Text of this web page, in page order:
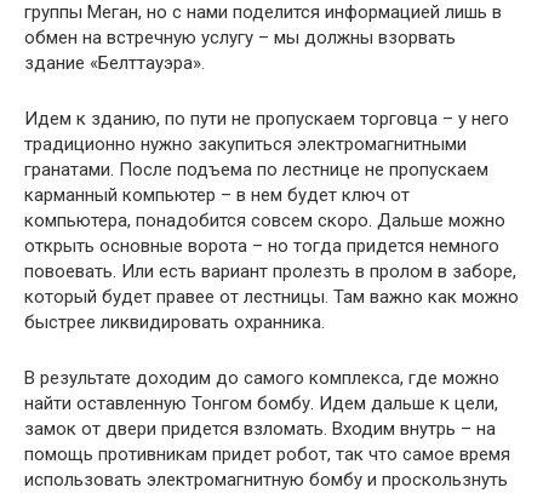
группы Меган, но с нами поделится информацией лишь в
обмен на встречную услугу – мы должны взорвать
здание «Белттауэра».
Идем к зданию, по пути не пропускаем торговца – у него
традиционно нужно закупиться электромагнитными
гранатами. После подъема по лестнице не пропускаем
карманный компьютер – в нем будет ключ от
компьютера, понадобится совсем скоро. Дальше можно
открыть основные ворота – но тогда придется немного
повоевать. Или есть вариант пролезть в пролом в заборе,
который будет правее от лестницы. Там важно как можно
быстрее ликвидировать охранника.
В результате доходим до самого комплекса, где можно
найти оставленную Тонгом бомбу. Идем дальше к цели,
замок от двери придется взломать. Входим внутрь – на
помощь противникам придет робот, так что самое время
использовать электромагнитную бомбу и проскользнуть